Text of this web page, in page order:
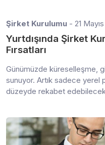
Şirket Kurulumu - 21
Yurtdışında Şirket
Fırsatları
Günümüzde küreselleşme,
sunuyor. Artık sadece yerel
düzeyde rekabet